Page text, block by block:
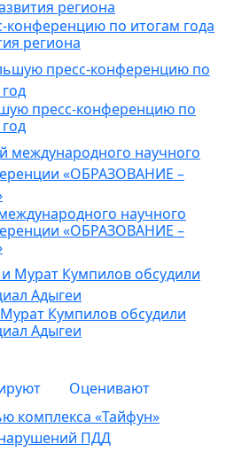
конференцию по итогам года
региона
пресс-конференцию по
научного
«ОБРАЗОВАНИЕ –
Кумпилов обсудили
Адыгеи
Оценивают